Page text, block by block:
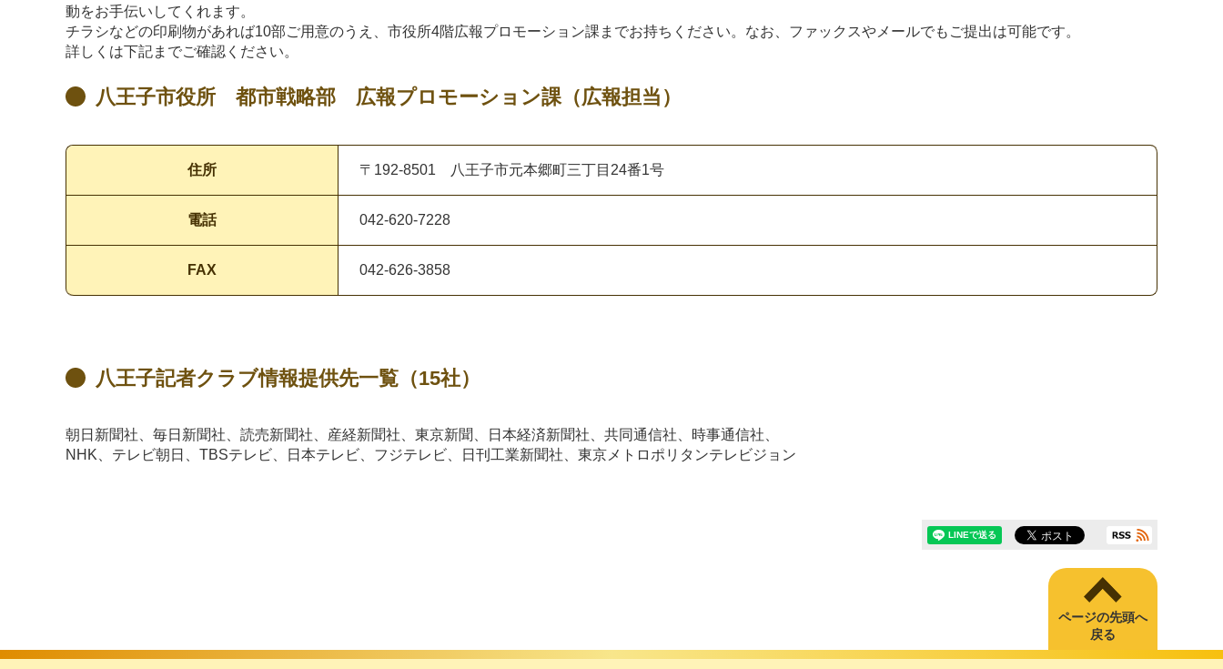
動をお手伝いしてくれます。
チラシなどの印刷物があれば10部ご用意のうえ、市役所4階広報プロモーション課までお持ちください。なお、ファックスやメールでもご提出は可能です。
詳しくは下記までご確認ください。
八王子市役所 都市戦略部 広報プロモーション課（広報担当）
住所 〒192-8501 八王子市元本郷町三丁目24番1号
電話 042-620-7228
FAX 042-626-3858
八王子記者クラブ情報提供先一覧（15社）
朝日新聞社、毎日新聞社、読売新聞社、産経新聞社、東京新聞、日本経済新聞社、共同通信社、時事通信社、
NHK、テレビ朝日、TBSテレビ、日本テレビ、フジテレビ、日刊工業新聞社、東京メトロポリタンテレビジョン
ページの先頭へ
戻る